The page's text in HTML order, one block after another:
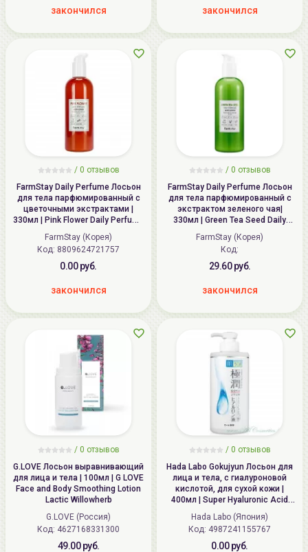
закончился закончился
/ 0 отзывов
FarmStay Daily Perfume Лосьон
для тела парфюмированный с
цветочными экстрактами |
330мл | Pink Flower Daily Perfume
Body Lotion
FarmStay (Корея)
Код: 8809624721757
0.00 руб.
закончился
/ 0 отзывов
FarmStay Daily Perfume Лосьон
для тела парфюмированный с
экстрактом зеленого чая|
330мл | Green Tea Seed Daily
Perfume Body Lotion
FarmStay (Корея)
Код:
29.60 руб.
закончился
/ 0 отзывов
G.LOVE Лосьон выравнивающий
для лица и тела | 100мл | G LOVE
Face and Body Smoothing Lotion
Lactic Willowherb
G.LOVE (Россия)
Код: 4627168331300
49.00 руб.
/ 0 отзывов
Hada Labo Gokujyun Лосьон для
лица и тела, с гиалуроновой
кислотой, для сухой кожи |
400мл | Super Hyaluronic Acid
Moisturizing Lotion
Hada Labo (Япония)
Код: 4987241155767
0.00 руб.